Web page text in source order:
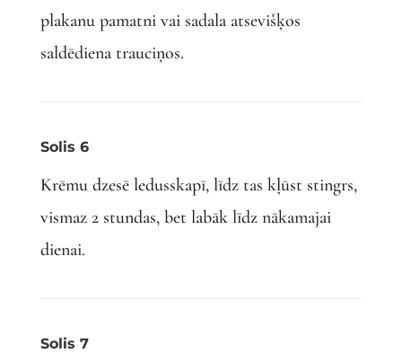
plakanu pamatni vai sadala atsevišķos
saldēdiena trauciņos.
Solis 6
Krēmu dzesē ledusskapī, līdz tas kļūst stingrs,
vismaz 2 stundas, bet labāk līdz nākamajai
dienai.
Solis 7